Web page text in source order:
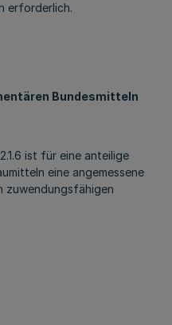
erforderlich.
Bundesmitteln
ist für eine anteilige
eine angemessene
zuwendungsfähigen